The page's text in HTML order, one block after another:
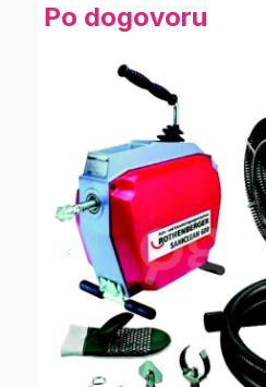
Po dogovoru